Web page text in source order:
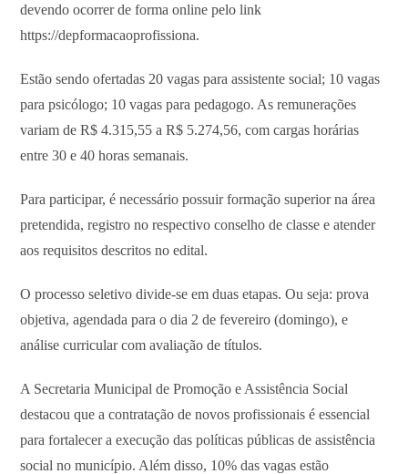
devendo ocorrer de forma online pelo link
https://depformacaoprofissiona.
Estão sendo ofertadas 20 vagas para assistente social; 10 vagas
para psicólogo; 10 vagas para pedagogo. As remunerações
variam de R$ 4.315,55 a R$ 5.274,56, com cargas horárias
entre 30 e 40 horas semanais.
Para participar, é necessário possuir formação superior na área
pretendida, registro no respectivo conselho de classe e atender
aos requisitos descritos no edital.
O processo seletivo divide-se em duas etapas. Ou seja: prova
objetiva, agendada para o dia 2 de fevereiro (domingo), e
análise curricular com avaliação de títulos.
A Secretaria Municipal de Promoção e Assistência Social
destacou que a contratação de novos profissionais é essencial
para fortalecer a execução das políticas públicas de assistência
social no município. Além disso, 10% das vagas estão